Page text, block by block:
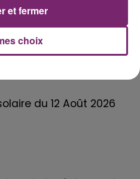
!
du 12 Août 2026
choix
et fermer